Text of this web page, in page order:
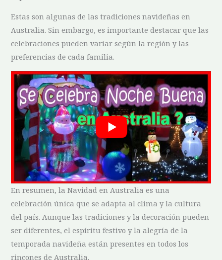
Estas son algunas de las tradiciones navideñas ⁤en
⁣Australia. Sin embargo, es⁤ importante destacar que las​
celebraciones pueden variar según la ⁤región y ‍las
preferencias de cada familia.
En resumen, la Navidad ‌en Australia es‍ una
celebración única que se adapta al⁢ clima y la ​cultura
del país. Aunque las tradiciones y la decoración pueden
ser diferentes, el espíritu festivo y la alegría de‍ la
temporada navideña ⁢están presentes en todos los
rincones de Australia.